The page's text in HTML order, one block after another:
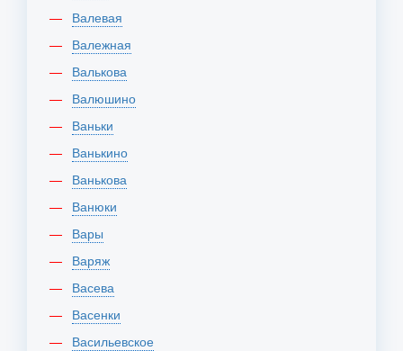
Валевая
Валежная
Валькова
Валюшино
Ваньки
Ванькино
Ванькова
Ванюки
Вары
Варяж
Васева
Васенки
Васильевское